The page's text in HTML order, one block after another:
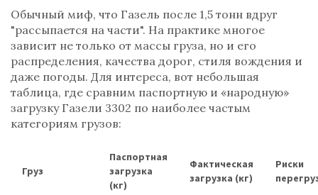
Обычный миф, что Газель после 1,5 тонн вдруг
"рассыпается на части". На практике многое
зависит не только от массы груза, но и его
распределения, качества дорог, стиля вождения и
даже погоды. Для интереса, вот небольшая
таблица, где сравним паспортную и «народную»
загрузку Газели 3302 по наиболее частым
категориям грузов:
Груз
Паспортная
загрузка
(кг)
Фактическая
загрузка (кг)
Риски